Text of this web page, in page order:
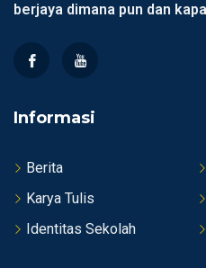
berjaya dimana pun dan
Informasi
Berita
Karya Tulis
Identitas Sekolah